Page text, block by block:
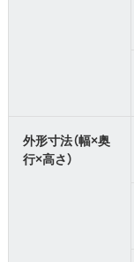
外形寸法（幅×奥
行×高さ）